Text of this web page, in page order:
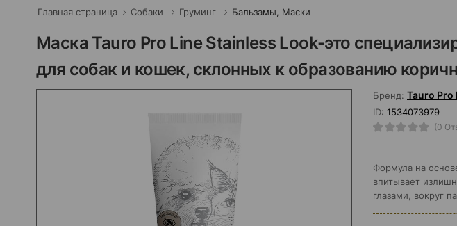
Главная страница Собаки Груминг Бальзамы, Маски
Маска Tauro Pro Line Stainless Look-это
для собак и кошек, склонных к образованию
Бренд: Tauro Pro
ID: 1534073979
(0
Формула на
впитывает
глазами, вокруг